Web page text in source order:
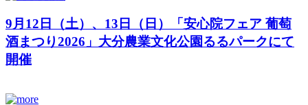
9月12日（土）、13日（日）「安心院フェア 葡萄
酒まつり2026」大分農業文化公園るるパークにて
開催